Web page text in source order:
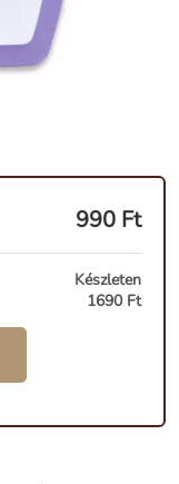
990 Ft
Készleten
1690 Ft